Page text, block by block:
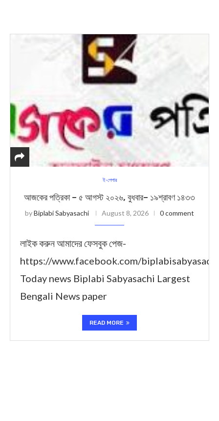
ই-পেপার
আজকের পত্রিকা – ৫ আগস্ট ২০২৬, বুধবার– ১৯শ্রাবণ ১৪৩৩
byBiplabi Sabyasachi August 8, 2026 0 comment
লাইক করুন আমাদের ফেসবুক পেজ-
https://www.facebook.com/biplabisabyasachi
Today news Biplabi Sabyasachi Largest
Bengali News paper
READ MORE